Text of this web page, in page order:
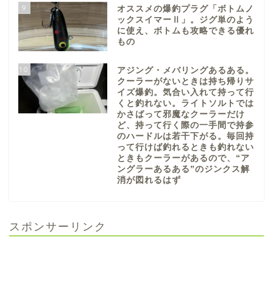
9
オススメの爆釣プラグ「ボトムノ
ックスイマーⅡ」。ジグ単のよう
に使え、ボトムも攻略できる優れ
もの
10
アジング・メバリングあるある。
クーラーがないときは持ち帰りサ
イズ爆釣。気合い入れて持って行
くと釣れない。ライトソルトでは
かさばって邪魔なクーラーだけ
ど、持って行く際の一手間で持参
のハードルは若干下がる。毎回持
って行けば釣れるときも釣れない
ときもクーラーがあるので、“ア
ングラーあるある”のジンクス解
消が図れるはず
スポンサーリンク